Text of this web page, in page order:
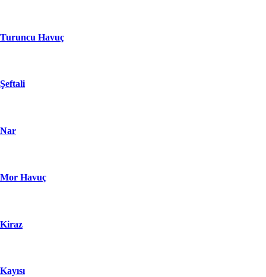
Turuncu Havuç
Şeftali
Nar
Mor Havuç
Kiraz
Kayısı